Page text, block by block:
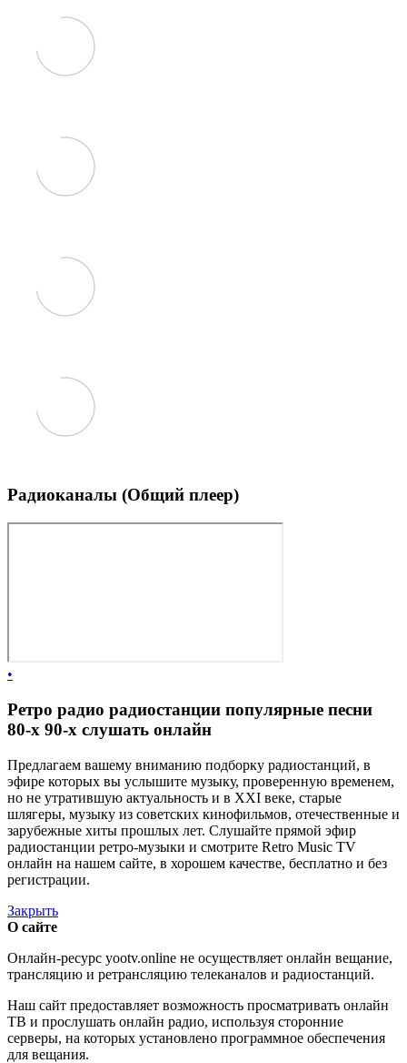
Радиоканалы (Общий плеер)
•
Ретро радио радиостанции популярные песни
80-х 90-х слушать онлайн
Предлагаем вашему вниманию подборку радиостанций, в
эфире которых вы услышите музыку, проверенную временем,
но не утратившую актуальность и в XXI веке, старые
шлягеры, музыку из советских кинофильмов, отечественные и
зарубежные хиты прошлых лет. Слушайте прямой эфир
радиостанции ретро-музыки и смотрите Retro Music TV
онлайн на нашем сайте, в хорошем качестве, бесплатно и без
регистрации.
Закрыть
О сайте
Онлайн-ресурс yootv.online не осуществляет онлайн вещание,
трансляцию и ретрансляцию телеканалов и радиостанций.
Наш сайт предоставляет возможность просматривать онлайн
ТВ и прослушать онлайн радио, используя сторонние
серверы, на которых установлено программное обеспечения
для вещания.